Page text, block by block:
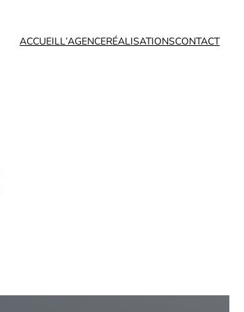
ACCUEILL’AGENCERÉALISATIONSCONTACT